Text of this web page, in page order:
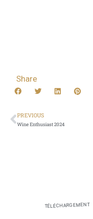
Share
PREVIOUS
Wine Enthusiast 2024
TÉLÉCHARGEMENT